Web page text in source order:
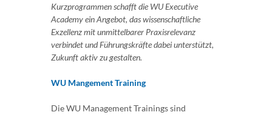
Kurzprogrammen schafft die WU Executive
Academy ein Angebot, das wissenschaftliche
Exzellenz mit unmittelbarer Praxisrelevanz
verbindet und Führungskräfte dabei unterstützt,
Zukunft aktiv zu gestalten.
WU Mangement Training
Die WU Management Trainings sind